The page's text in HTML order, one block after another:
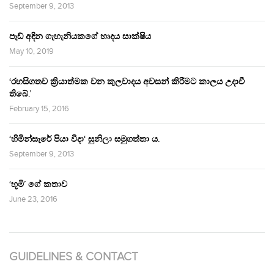
September 9, 2013
පෑඩ් අඳින ගැහැනියකගේ හෘදය සාක්ෂිය
May 10, 2019
‘රහසිගතව ක්‍රියාත්මක වන කුලවාදය අවසන් කිරීමට කාලය උදාවී
තිබේ.’
February 15, 2016
‘හිමින්සැරේ පියා විදා‘ සුනිලා සමුගත්තා ය.
September 9, 2013
‘භූමි’ ගේ කතාව
June 23, 2016
GUIDELINES & CONTACT